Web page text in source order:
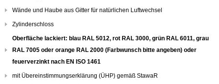
Wände und Haube aus Gitter für natürlichen Luftwechsel
Zylinderschloss
Oberfläche lackiert: blau RAL 5012, rot RAL 3000, grün RAL 6011, grau
RAL 7005 oder orange RAL 2000 (Farbwunsch bitte angeben) oder
feuerverzinkt nach EN ISO 1461
mit Übereinstimmungserklärung (ÜHP) gemäß StawaR